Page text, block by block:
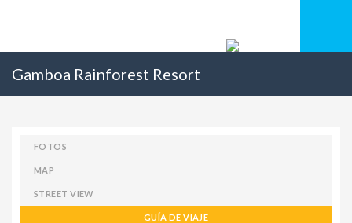
Gamboa Rainforest Resort
FOTOS
MAP
STREET VIEW
GUÍA DE VIAJE